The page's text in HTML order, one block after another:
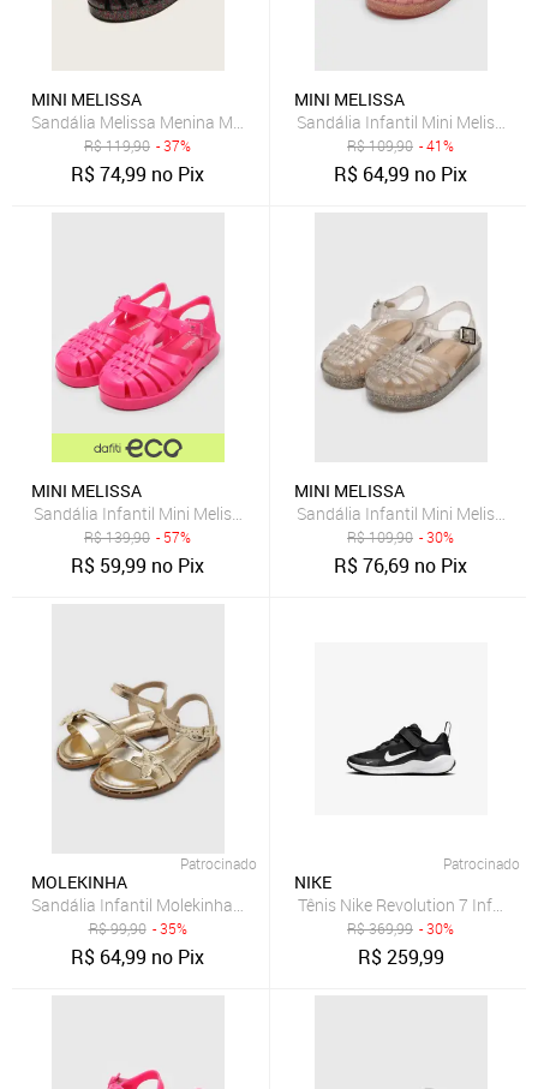
MINI MELISSA
Sandália Melissa Menina Mel Possession Marrom
R$119,90 - 37%
R$74,99 no Pix
MINI MELISSA
Sandália Infantil Mini Melissa
R$109,90 - 41%
R$ 64,99 no Pix
MINI MELISSA
Sandália Infantil Mini Melissa Possession Pink
R$139,90 - 57%
R$ 59,99 no Pix
MINI MELISSA
Sandália Infantil Mini Melissa
R$109,90 - 30%
R$76,69 no Pix
Patrocinado
MOLEKINHA
Sandália Infantil Molekinha Tiras Flor Dourada
R$99,90 - 35%
R$ 64,99 no Pix
Patrocinado
NIKE
Tênis Nike Revolution 7 Infantil
R$369,99 - 30%
R$259,99